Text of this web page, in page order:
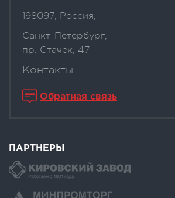
198097, Россия,
Санкт-Петербург,
пр. Стачек, 47
Контакты
Обратная связь
ПАРТНЕРЫ